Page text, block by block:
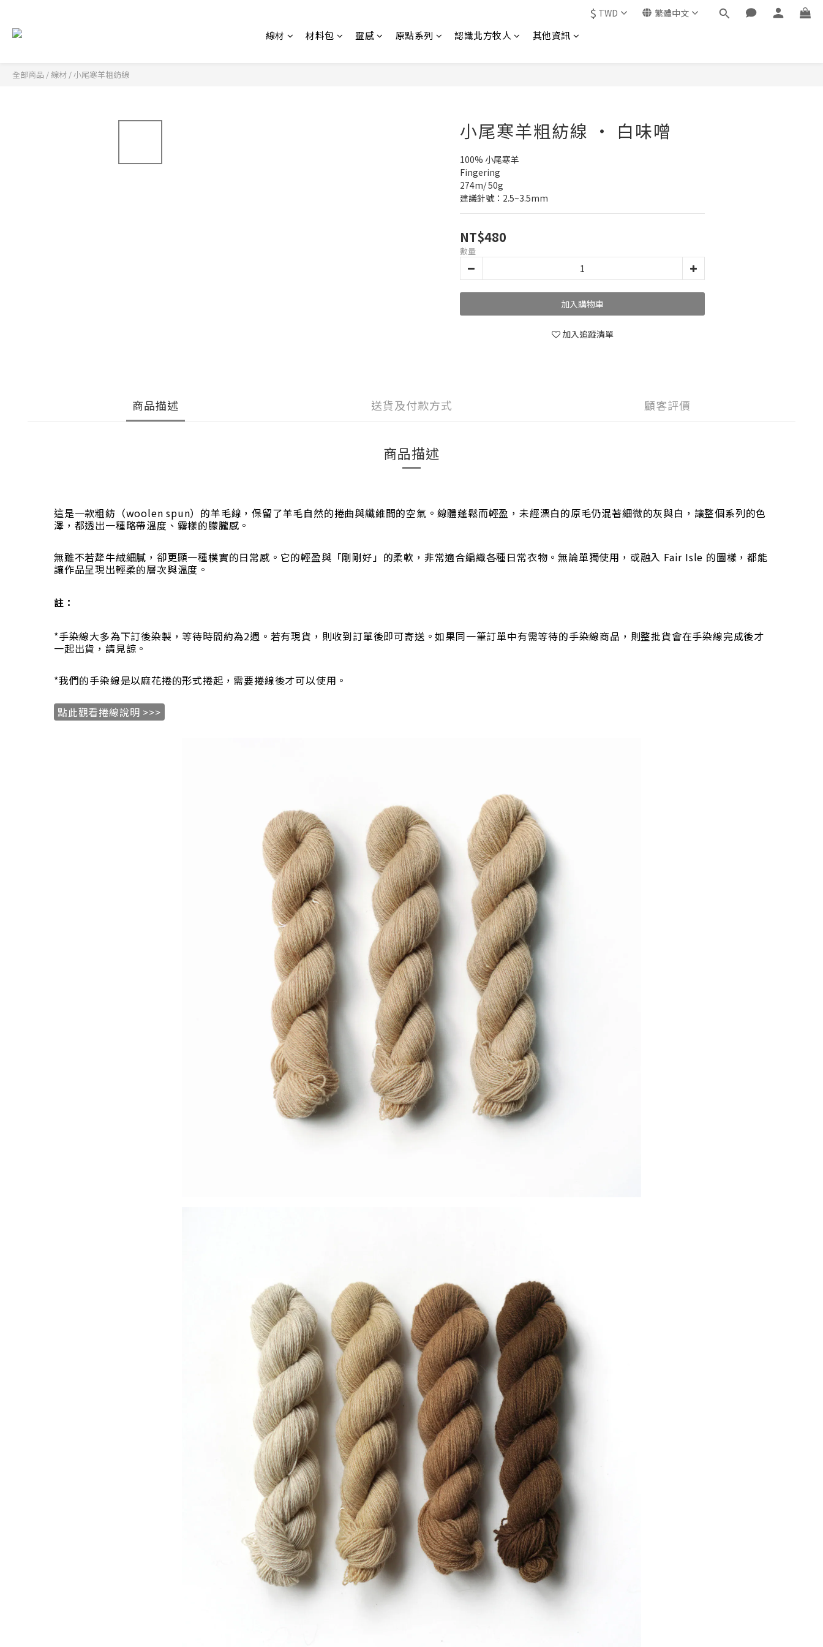
$ TWD 繁體中文
線材 材料包 靈感 原點系列 認識北方牧人 其他資訊
全部商品 / 線材 /小尾寒羊粗紡線
小尾寒羊粗紡線 ‧ 白味噌
100% 小尾寒羊
Fingering
274m/ 50g
建議針號：2.5~3.5mm
NT$480
數量
加入購物車
加入追蹤清單
商品描述 送貨及付款方式 顧客評價
商品描述
這是一款粗紡（woolen spun）的羊毛線，保留了羊毛自然的捲曲與纖維間的空氣。線體蓬鬆而輕盈，未經漂白的原毛仍混著細微的灰與白，讓整個系列的色
澤，都透出一種略帶溫度、霧樣的朦朧感。
無雖不若犛牛絨細膩，卻更顯一種樸實的日常感。它的輕盈與「剛剛好」的柔軟，非常適合編織各種日常衣物。無論單獨使用，或融入 Fair Isle 的圖樣，都能
讓作品呈現出輕柔的層次與溫度。
註：
*手染線大多為下訂後染製，等待時間約為2週。若有現貨，則收到訂單後即可寄送。如果同一筆訂單中有需等待的手染線商品，則整批貨會在手染線完成後才
一起出貨，請見諒。
*我們的手染線是以麻花捲的形式捲起，需要捲線後才可以使用。
點此觀看捲線說明 >>>